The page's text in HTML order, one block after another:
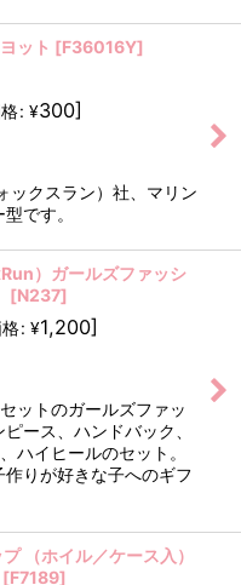
ット [F36016Y]
: ¥300]
クスラン）社、マリン
です。
）ガールズファッシ
[N237]
: ¥1,200]
ットのガールズファッ
ース、ハンドバック、
ハイヒールのセット。
りが好きな子へのギフ
（ホイル／ケース入）
[F7189]